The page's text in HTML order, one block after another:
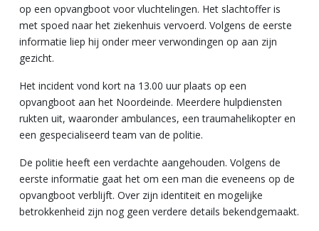
op een opvangboot voor vluchtelingen. Het slachtoffer is
met spoed naar het ziekenhuis vervoerd. Volgens de eerste
informatie liep hij onder meer verwondingen op aan zijn
gezicht.
Het incident vond kort na 13.00 uur plaats op een
opvangboot aan het Noordeinde. Meerdere hulpdiensten
rukten uit, waaronder ambulances, een traumahelikopter en
een gespecialiseerd team van de politie.
De politie heeft een verdachte aangehouden. Volgens de
eerste informatie gaat het om een man die eveneens op de
opvangboot verblijft. Over zijn identiteit en mogelijke
betrokkenheid zijn nog geen verdere details bekendgemaakt.